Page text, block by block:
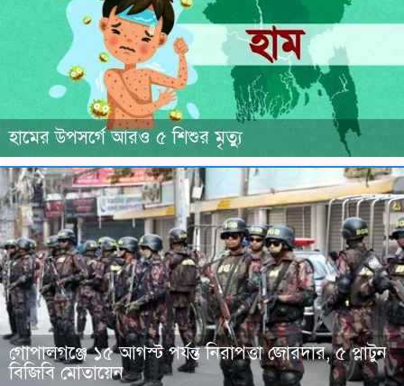
হামের উপসর্গে আরও ৫ শিশুর মৃত্যু
গোপালগঞ্জে ১৫ আগস্ট পর্যন্ত নিরাপত্তা জোরদার, ৫ প্লাটুন
বিজিবি মোতায়েন